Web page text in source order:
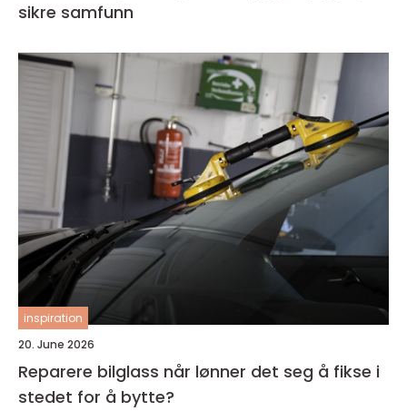
sikre samfunn
inspiration
20. June 2026
Reparere bilglass når lønner det seg å fikse i
stedet for å bytte?